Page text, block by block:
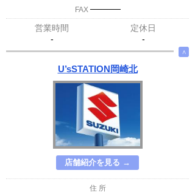
FAX ─────
営業時間
定休日
-
-
∧
U’sSTATION岡崎北
店舗紹介を見る →
住 所